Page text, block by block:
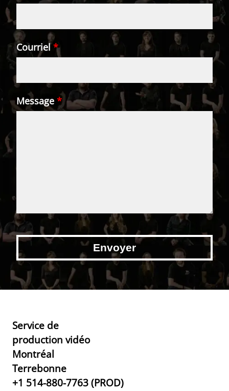
Courriel*
Message *
Service de
production vidéo
Montréal
Terrebonne
+1 514-880-7763 (PROD)